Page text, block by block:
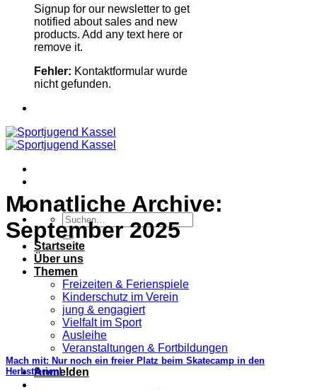
Signup for our newsletter to get
notified about sales and new
products. Add any text here or
remove it.
Fehler: Kontaktformular wurde
nicht gefunden.
Startseite
Über uns
Themen
Freizeiten & Ferienspiele
Kinderschutz im Verein
jung & engagiert
Vielfalt im Sport
Ausleihe
Veranstaltungen & Fortbildungen
Anmelden
Monatliche Archive:
September 2025
Mach mit: Nur noch ein freier Platz beim Skatecamp in den
Herbstferien!